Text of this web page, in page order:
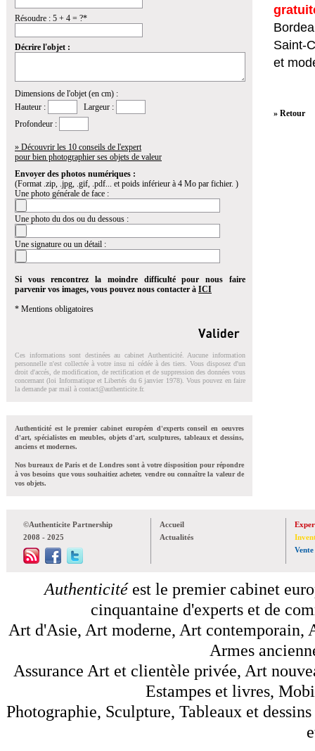
Résoudre : 5 + 4 = ?*
Décrire l'objet :
Dimensions de l'objet (en cm) :
Hauteur :
Largeur :
Profondeur :
» Découvrir les 10 conseils de l'expert
pour bien photographier ses objets de valeur
Envoyer des photos numériques :
(Format .zip, .jpg, .gif, .pdf... et poids inférieur à 4 Mo par fichier. )
Une photo générale de face :
Une photo du dos ou du dessous :
Une signature ou un détail :
Si vous rencontrez la moindre difficulté pour nous faire
parvenir vos images, vous pouvez nous contacter à ICI
* Mentions obligatoires
Ces informations sont destinées au cabinet Authenticité. Aucune information
personnelle n'est collectée à votre insu ni cédée à des tiers. Vous disposez d'un
droit d'accés, de modification, de rectification et de suppression des données vous
concernant (loi Informatique et Libertés du 6 janvier 1978). Vous pouvez en faire
la demande par mail à contact@authenticite.fr.
Authenticité est le premier cabinet européen d'experts conseil en oeuvres
d'art, spécialistes en meubles, objets d'art, sculptures, tableaux et dessins,
anciens et modernes.
Nos bureaux de Paris et de Londres sont à votre disposition pour répondre
à vos besoins que vous souhaitiez acheter, vendre ou connaître la valeur de
vos objets.
Saint-
et
» Retour
©Authenticite Partnership
2008 - 2025
Accueil
Actualités
Vente
Authenticitéest le premier cabinet
cinquantaine d'experts et de
Art d'Asie, Art moderne, Art contemporain,
Armes
Assurance Art et clientèle privée, Art
Estampes et livres,
Photographie, Sculpture, Tableaux et